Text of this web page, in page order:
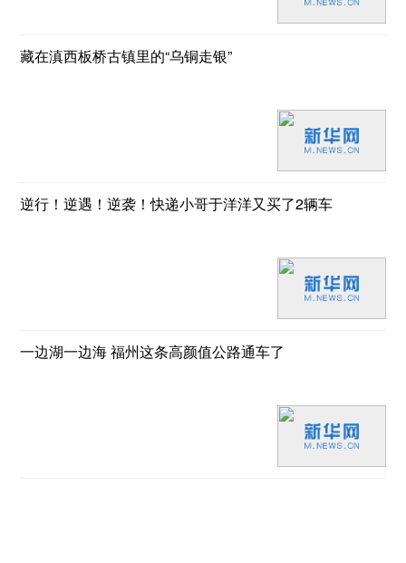
藏在滇西板桥古镇里的“乌铜走银”
逆行！逆遇！逆袭！快递小哥于洋洋又买了2辆车
一边湖一边海 福州这条高颜值公路通车了